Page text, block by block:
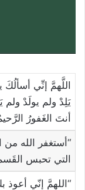
اللَّهمَّ إنِّي أسألُكَ
يَلِدْ ولم يولَدْ
أنتَ الغَفورُ
“أستغفر الله من
التي تحبس
“اللهمَّ إنّي